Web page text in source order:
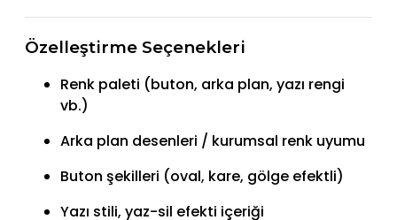
Özelleştirme Seçenekleri
Renk paleti (buton, arka plan, yazı rengi
vb.)
Arka plan desenleri / kurumsal renk uyumu
Buton şekilleri (oval, kare, gölge efektli)
Yazı stili, yaz-sil efekti içeriği